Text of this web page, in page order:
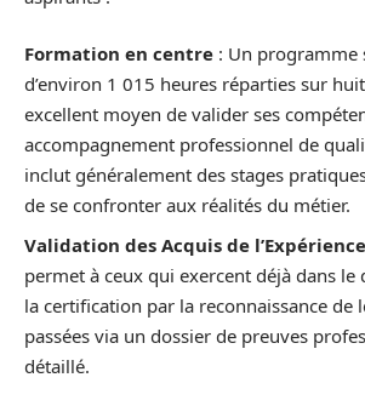
Formation en centre : Un programme
d’environ 1 015 heures réparties sur
excellent moyen de valider ses
accompagnement professionnel de
inclut généralement des stages
de se confronter aux réalités du métier.
Validation des Acquis de l’Expérience
permet à ceux qui exercent déjà dans le
la certification par la reconnaissance de
passées via un dossier de preuves
détaillé.